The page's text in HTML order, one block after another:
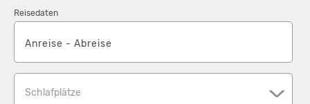
Reisedaten
Schlafplätze